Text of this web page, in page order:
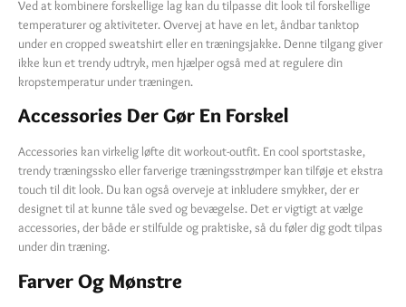
Ved at kombinere forskellige lag kan du tilpasse dit look til forskellige
temperaturer og aktiviteter. Overvej at have en let, åndbar tanktop
under en cropped sweatshirt eller en træningsjakke. Denne tilgang giver
ikke kun et trendy udtryk, men hjælper også med at regulere din
kropstemperatur under træningen.
Accessories Der Gør En Forskel
Accessories kan virkelig løfte dit workout-outfit. En cool sportstaske,
trendy træningssko eller farverige træningsstrømper kan tilføje et ekstra
touch til dit look. Du kan også overveje at inkludere smykker, der er
designet til at kunne tåle sved og bevægelse. Det er vigtigt at vælge
accessories, der både er stilfulde og praktiske, så du føler dig godt tilpas
under din træning.
Farver Og Mønstre